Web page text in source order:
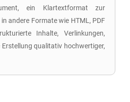
ein Klartextformat zur
andere Formate wie HTML, PDF
Inhalte, Verlinkungen,
Erstellung qualitativ hochwertiger,